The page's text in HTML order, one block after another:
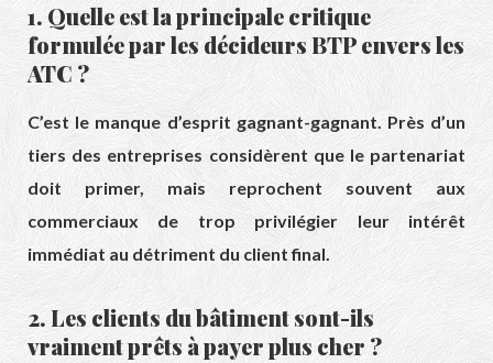
1. Quelle est la principale critique
formulée par les décideurs BTP envers les
ATC ?
C’est le manque d’esprit gagnant-gagnant. Près d’un
tiers des entreprises considèrent que le partenariat
doit primer, mais reprochent souvent aux
commerciaux de trop privilégier leur intérêt
immédiat au détriment du client final.
2. Les clients du bâtiment sont-ils
vraiment prêts à payer plus cher ?